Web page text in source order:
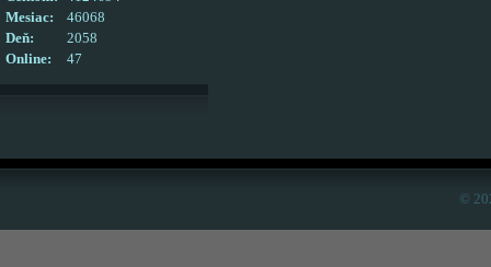
Online: 47
Mesiac:
46068
Deň:
2058
©